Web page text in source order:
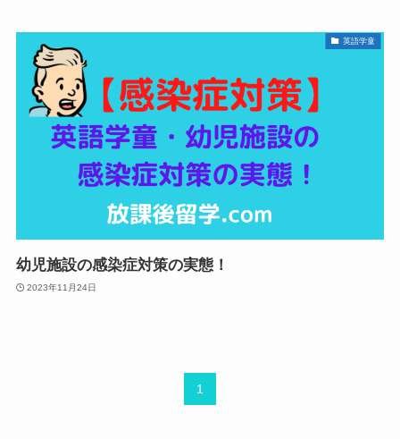
英語学童
幼児施設の感染症対策の実態！
2023年11月24日
1